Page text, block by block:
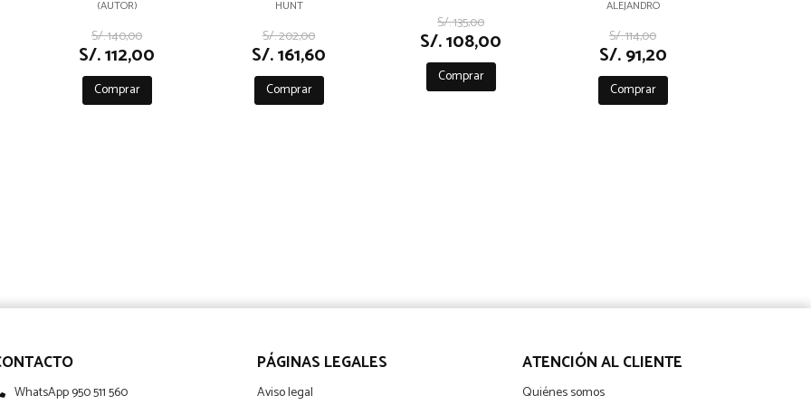
LA COMPULSIÓN
TURÍSTICA
(AUTOR)
S/. 140,00
S/. 112,00
Comprar
HUNT
S/. 202,00
S/. 161,60
Comprar
S/. 135,00
S/. 108,00
Comprar
ALEJANDRO
S/. 114,00
S/. 91,20
Comprar
WhatsApp 950 511 560
PÁGINAS LEGALES
Aviso legal
ATENCIÓN AL CLIENTE
Quiénes somos